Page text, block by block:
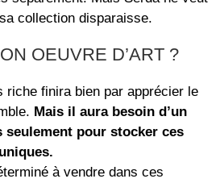
collection disparaisse.
OEUVRE D’ART ?
riche finira bien par apprécier le
Mais il aura besoin d’un
seulement pour stocker ces
à vendre dans ces